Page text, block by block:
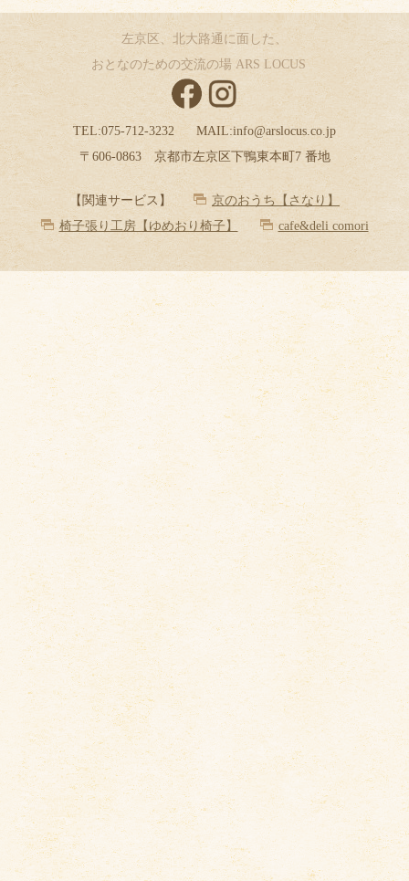
左京区、北大路通に面した、
おとなのための交流の場 ARS LOCUS
TEL:075-712-3232 MAIL:info@arslocus.co.jp
〒606-0863 京都市左京区下鴨東本町7 番地
【関連サービス】
京のおうち【さなり】
椅子張り工房【ゆめおり椅子】
cafe&deli comori